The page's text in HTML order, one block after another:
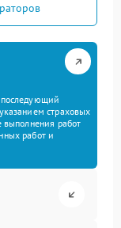
последующий
страховых
выполнения работ
работ и